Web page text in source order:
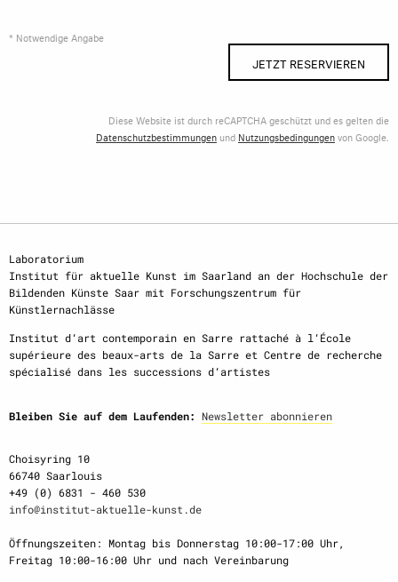
* Notwendige Angabe
JETZT RESERVIEREN
Diese Website ist durch reCAPTCHA geschützt und es gelten die
Datenschutzbestimmungen und Nutzungsbedingungenvon Google.
Laboratorium
Institut für aktuelle Kunst im Saarland an der Hochschule der
Bildenden Künste Saar mit Forschungszentrum für
Künstlernachlässe
Institut d‘art contemporain en Sarre rattaché à l‘École
supérieure des beaux-arts de la Sarre et Centre de recherche
spécialisé dans les successions d‘artistes
Bleiben Sie auf dem Laufenden: Newsletter abonnieren
Choisyring 10
66740 Saarlouis
+49 (0) 6831 - 460 530
info@institut-aktuelle-kunst.de
Öffnungszeiten: Montag bis Donnerstag 10:00-17:00 Uhr,
Freitag 10:00-16:00 Uhr und nach Vereinbarung